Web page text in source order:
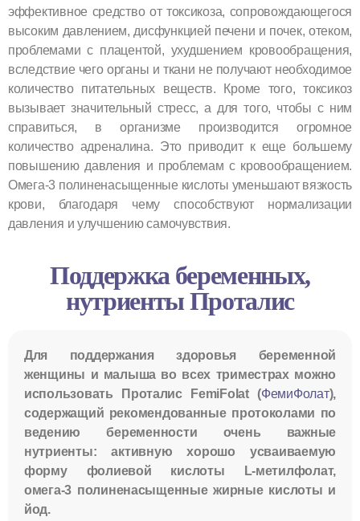
эффективное средство от токсикоза, сопровождающегося
высоким давлением, дисфункцией печени и почек, отеком,
проблемами с плацентой, ухудшением кровообращения,
вследствие чего органы и ткани не получают необходимое
количество питательных веществ. Кроме того, токсикоз
вызывает значительный стресс, а для того, чтобы с ним
справиться, в организме производится огромное
количество адреналина. Это приводит к еще большему
повышению давления и проблемам с кровообращением.
Омега-3 полиненасыщенные кислоты уменьшают вязкость
крови, благодаря чему способствуют нормализации
давления и улучшению самочувствия.
Поддержка беременных,
нутриенты Проталис
Для поддержания здоровья беременной
женщины и малыша во всех триместрах можно
использовать Проталис FemiFolat (ФемиФолат),
содержащий рекомендованные протоколами по
ведению беременности очень важные
нутриенты: активную хорошо усваиваемую
форму фолиевой кислоты L-метилфолат,
омега-3 полиненасыщенные жирные кислоты и
йод.